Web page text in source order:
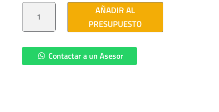
ABRAZADERA
CANTIDAD
AÑADIR AL
PRESUPUESTO
Contactar a un Asesor